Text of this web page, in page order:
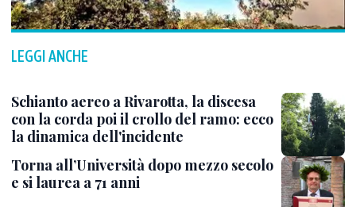
LEGGI ANCHE
Schianto aereo a Rivarotta, la discesa
con la corda poi il crollo del ramo: ecco
la dinamica dell'incidente
Torna all’Università dopo mezzo secolo
e si laurea a 71 anni